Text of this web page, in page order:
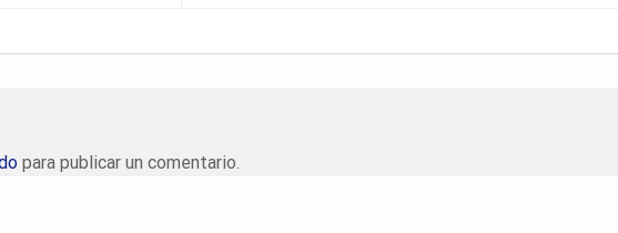
para publicar un comentario.